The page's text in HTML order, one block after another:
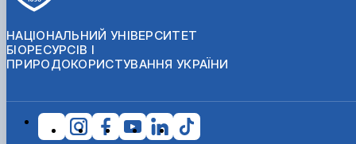
НАЦІОНАЛЬНИЙ УНІВЕРСИТЕТ
БІОРЕСУРСІВ І
ПРИРОДОКОРИСТУВАННЯ УКРАЇНИ